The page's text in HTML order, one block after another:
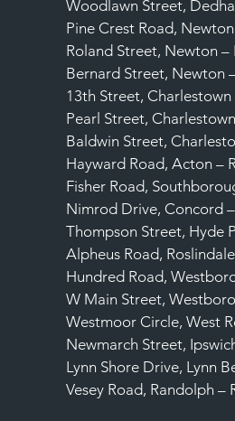
Woodlawn Street,
Pine Crest Road,
Roland Street, Newton
Bernard Street, Newton
13th Street,
Pearl Street,
Baldwin Street,
Hayward Road, Acton –
Fisher Road,
Nimrod Drive, Concord
Thompson Street, Hyde
Alpheus Road,
Hundred Road,
W Main Street,
Westmoor Circle, West
Newmarch Street,
Lynn Shore Drive, Lynn
Vesey Road, Randolph –